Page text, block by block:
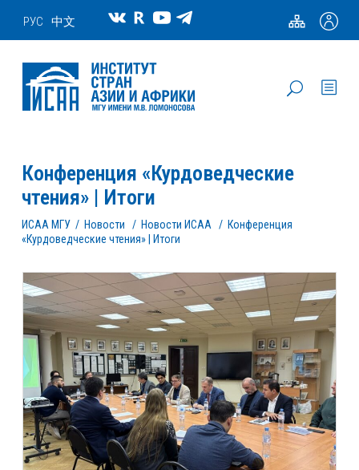
РУС 中文
Конференция «Курдоведческие
чтения» | Итоги
ИСАА МГУ / Новости / Новости ИСАА / Конференция
«Курдоведческие чтения» | Итоги